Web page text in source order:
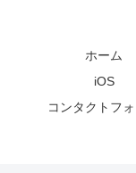
ホーム
iOS
コンタクトフ